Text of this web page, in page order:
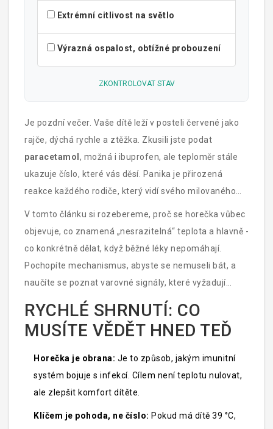
Extrémní citlivost na světlo
Výrazná ospalost, obtížné probouzení
ZKONTROLOVAT STAV
Je pozdní večer. Vaše dítě leží v posteli červené jako
rajče, dýchá rychle a ztěžka. Zkusili jste podat
paracetamol , možná i ibuprofen, ale teploměr stále
ukazuje číslo, které vás děsí. Panika je přirozená
reakce každého rodiče, který vidí svého milovaného
malého člověčka trpět. Ale tady je klíčová věc: vysoké
číslo na teploměru samo o sobě není nutně
nebezpečné. Nebezpečný je stav dítěte, ne jen
samotná teplota.
V tomto článku si rozebereme, proč se horečka vůbec
objevuje, co znamená „nesrazitelná“ teplota a hlavně -
co konkrétně dělat, když běžné léky nepomáhají.
Pochopíte mechanismus, abyste se nemuseli bát, a
naučíte se poznat varovné signály, které vyžadují
okamžitou pomoc.
RYCHLÉ SHRNUTÍ: CO
MUSÍTE VĚDĚT HNED TEĎ
Horečka je obrana: Je to způsob, jakým imunitní
systém bojuje s infekcí. Cílem není teplotu nulovat,
ale zlepšit komfort dítěte.
Klíčem je pohoda, ne číslo: Pokud má dítě 39 °C,